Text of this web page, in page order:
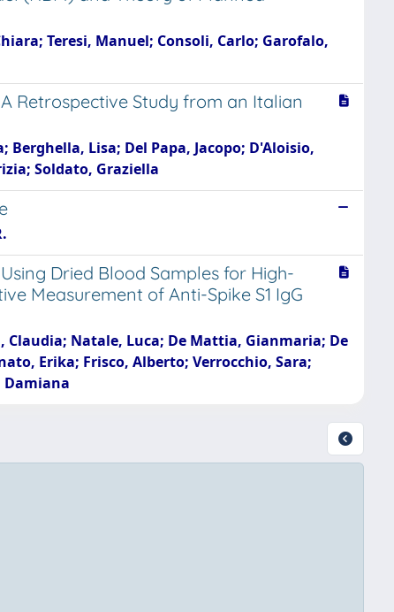
Teresi, Manuel; Consoli, Carlo; Garofalo,
Retrospective Study from an Italian
Berghella, Lisa; Del Papa, Jacopo; D'Aloisio,
Soldato, Graziella
Dried Blood Samples for High-
Measurement of Anti-Spike S1 IgG
Claudia; Natale, Luca; De Mattia, Gianmaria; De
Erika; Frisco, Alberto; Verrocchio, Sara;
Damiana